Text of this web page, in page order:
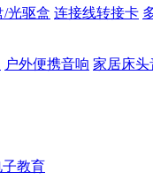
/光驱盒 连接线转接卡
户外便携音响 家居床头
子教育